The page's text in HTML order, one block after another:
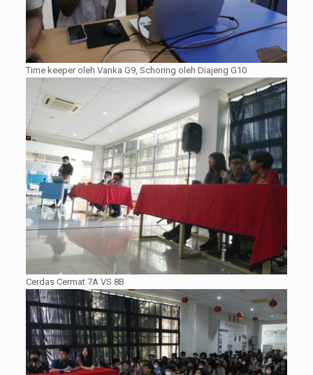
Time keeper oleh Vanka G9, Schoring oleh Diajeng G10
Cerdas Cermat 7A VS 8B